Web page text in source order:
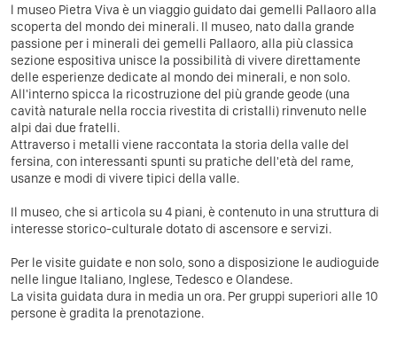
l museo Pietra Viva è un viaggio guidato dai gemelli Pallaoro alla
scoperta del mondo dei minerali. Il museo, nato dalla grande
passione per i minerali dei gemelli Pallaoro, alla più classica
sezione espositiva unisce la possibilità di vivere direttamente
delle esperienze dedicate al mondo dei minerali, e non solo.
All'interno spicca la ricostruzione del più grande geode (una
cavità naturale nella roccia rivestita di cristalli) rinvenuto nelle
alpi dai due fratelli.
Attraverso i metalli viene raccontata la storia della valle del
fersina, con interessanti spunti su pratiche dell'età del rame,
usanze e modi di vivere tipici della valle.
Il museo, che si articola su 4 piani, è contenuto in una struttura di
interesse storico-culturale dotato di ascensore e servizi.
Per le visite guidate e non solo, sono a disposizione le audioguide
nelle lingue Italiano, Inglese, Tedesco e Olandese.
La visita guidata dura in media un ora. Per gruppi superiori alle 10
persone è gradita la prenotazione.